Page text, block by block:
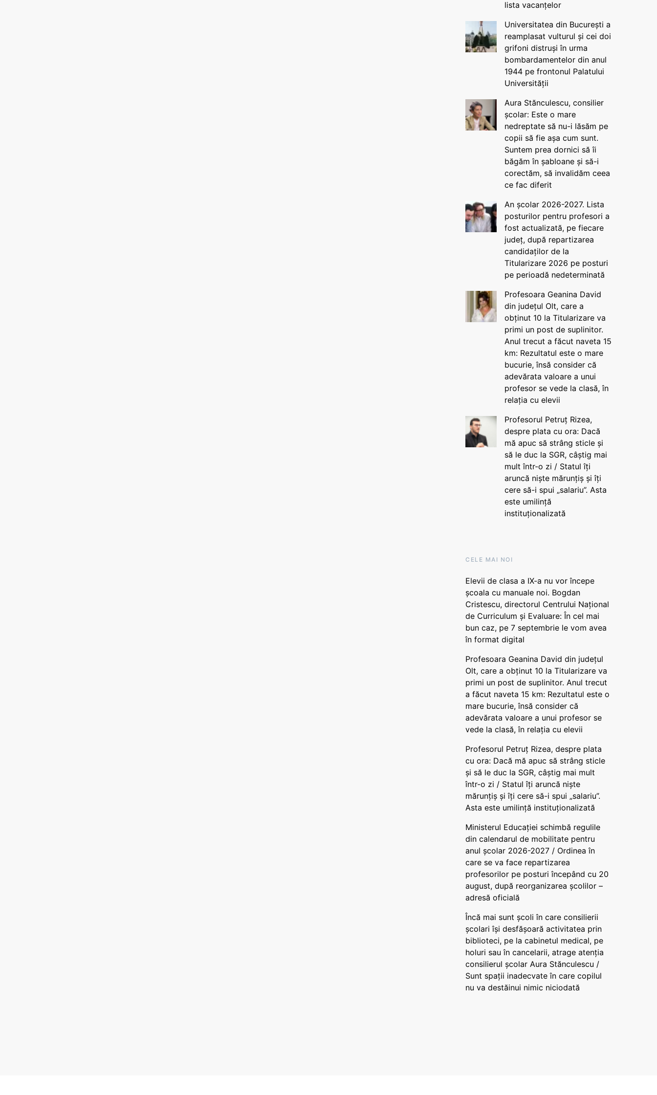
lista vacanțelor
Universitatea din București a
reamplasat vulturul și cei doi
grifoni distruși în urma
bombardamentelor din anul
1944 pe frontonul Palatului
Universității
Aura Stănculescu, consilier
școlar: Este o mare
nedreptate să nu-i lăsăm pe
copii să fie așa cum sunt.
Suntem prea dornici să îi
băgăm în șabloane și să-i
corectăm, să invalidăm ceea
ce fac diferit
An școlar 2026-2027. Lista
posturilor pentru profesori a
fost actualizată, pe fiecare
județ, după repartizarea
candidaților de la
Titularizare 2026 pe posturi
pe perioadă nedeterminată
Profesoara Geanina David
din județul Olt, care a
obținut 10 la Titularizare va
primi un post de suplinitor.
Anul trecut a făcut naveta 15
km: Rezultatul este o mare
bucurie, însă consider că
adevărata valoare a unui
profesor se vede la clasă, în
relația cu elevii
Profesorul Petruț Rizea,
despre plata cu ora: Dacă
mă apuc să strâng sticle și
să le duc la SGR, câștig mai
mult într-o zi / Statul îți
aruncă niște mărunțiș și îți
cere să-i spui „salariu”. Asta
este umilință
instituționalizată
CELE MAI NOI
Elevii de clasa a IX-a nu vor începe
școala cu manuale noi. Bogdan
Cristescu, directorul Centrului Național
de Curriculum și Evaluare: În cel mai
bun caz, pe 7 septembrie le vom avea
în format digital
Profesoara Geanina David din județul
Olt, care a obținut 10 la Titularizare va
primi un post de suplinitor. Anul trecut
a făcut naveta 15 km: Rezultatul este o
mare bucurie, însă consider că
adevărata valoare a unui profesor se
vede la clasă, în relația cu elevii
Profesorul Petruț Rizea, despre plata
cu ora: Dacă mă apuc să strâng sticle
și să le duc la SGR, câștig mai mult
într-o zi / Statul îți aruncă niște
mărunțiș și îți cere să-i spui „salariu”.
Asta este umilință instituționalizată
Ministerul Educației schimbă regulile
din calendarul de mobilitate pentru
anul școlar 2026-2027 / Ordinea în
care se va face repartizarea
profesorilor pe posturi începând cu 20
august, după reorganizarea școlilor –
adresă oficială
Încă mai sunt școli în care consilierii
școlari își desfășoară activitatea prin
biblioteci, pe la cabinetul medical, pe
holuri sau în cancelarii, atrage atenția
consilierul școlar Aura Stănculescu /
Sunt spații inadecvate în care copilul
nu va destăinui nimic niciodată